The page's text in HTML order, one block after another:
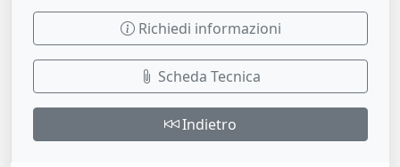
Richiedi informazioni
Scheda Tecnica
Indietro